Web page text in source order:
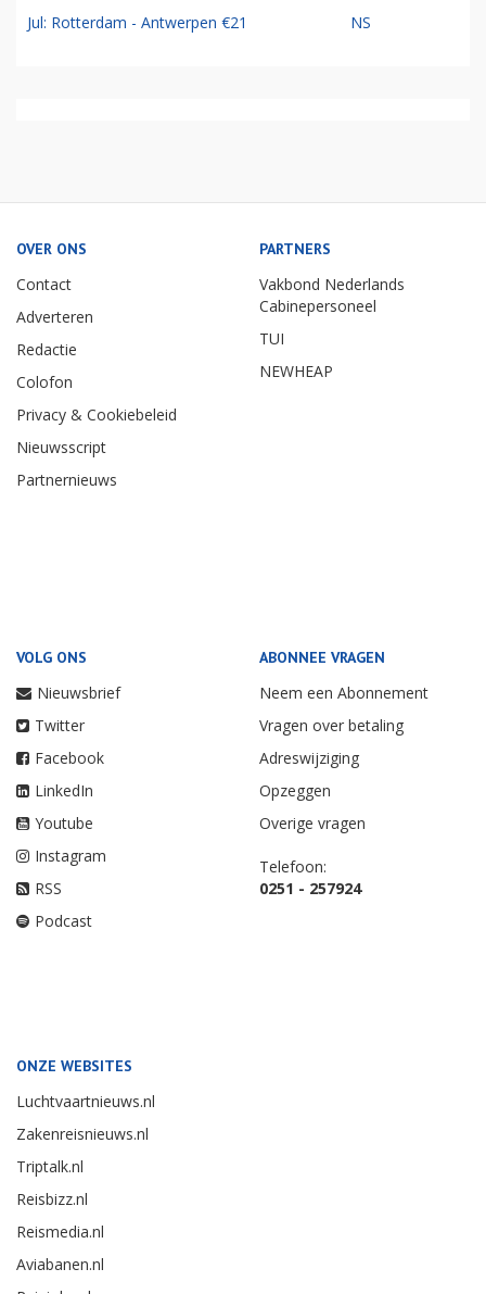
Jul: Rotterdam - Antwerpen €21 NS
OVER ONS
Contact
Adverteren
Redactie
Colofon
Privacy & Cookiebeleid
Nieuwsscript
Partnernieuws
PARTNERS
Vakbond Nederlands
Cabinepersoneel
TUI
NEWHEAP
VOLG ONS
Nieuwsbrief
Twitter
Facebook
LinkedIn
Youtube
Instagram
RSS
Podcast
ABONNEE VRAGEN
Neem een Abonnement
Vragen over betaling
Adreswijziging
Opzeggen
Overige vragen
Telefoon:
0251 - 257924
ONZE WEBSITES
Luchtvaartnieuws.nl
Zakenreisnieuws.nl
Triptalk.nl
Reisbizz.nl
Reismedia.nl
Aviabanen.nl